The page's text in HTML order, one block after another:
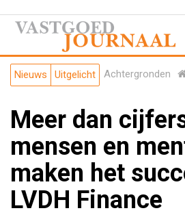
Nieuws Uitgelicht Achtergronden
Meer dan
mensen en
maken het
LVDH Finance